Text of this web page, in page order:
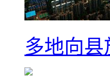
多地向